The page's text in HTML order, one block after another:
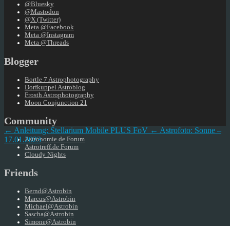
@Bluesky
@Mastodon
@X (Twitter)
Meta @Facebook
Meta @Instagram
Meta @Threads
Blogger
Bortle 7 Astrophotography
Dorfkuppel Astroblog
Frosth Astrophotography
Moon Conjunction 21
Community
Astronomie.de Forum
Astrotreff.de Forum
Cloudy Nights
Friends
Bernd@Astrobin
Marcus@Astrobin
Michael@Astrobin
Sascha@Astrobin
Simone@Astrobin
← Anleitung: Stellarium Mobile PLUS FoV ← Astrofoto: Sonne –
17.01.2023